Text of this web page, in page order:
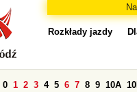
Rozkłady jazdy
0 1 2 3 4 5 6 7 8 9 10A